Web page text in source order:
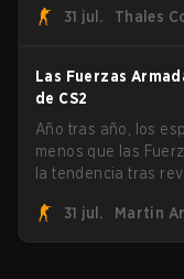
sobrevivientes que
31 jul. Thales
Las Fuerzas
de CS2
Año tras año, los
menos que las
la tendencia tras
unirá ahora a una
militar destinada a
31 jul. Martin